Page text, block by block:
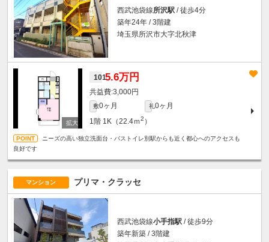
西武池袋線所沢駅 / 徒歩4分
築年24年 / 3階建
埼玉県所沢市大字北秋津
1015.6万円
3,000円
敷0ヶ月 礼0ヶ月
1階 1K（22.4ｍ2 ）
ニーズの高い独立洗面台・バストイレ別駅からも近く都心へのアクセスも
良好です
マンション プリマ・クラッセ
西武池袋線小手指駅 / 徒歩9分
築年新築 / 3階建